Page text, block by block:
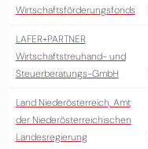
Wirtschaftsförderungsfonds
LAFER+PARTNER
Wirtschaftstreuhand- und
Steuerberatungs-GmbH
Land Niederösterreich, Amt
der Niederösterreichischen
Landesregierung